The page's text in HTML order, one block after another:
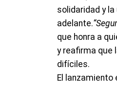
solidaridad y
adelante.
que honra a
y reafirma que
difíciles.
El